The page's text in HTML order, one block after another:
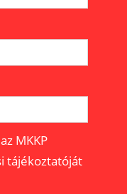
MKKP
tájékoztatóját